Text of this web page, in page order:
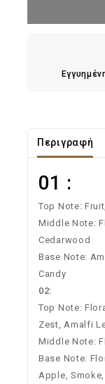
Περιγραφή
01 :
Top Note:
Middle Note:
Cedarwood
Base Note:
Candy
02:
Top Note:
Zest, Amalfi
Middle Note:
Base Note:
Apple,